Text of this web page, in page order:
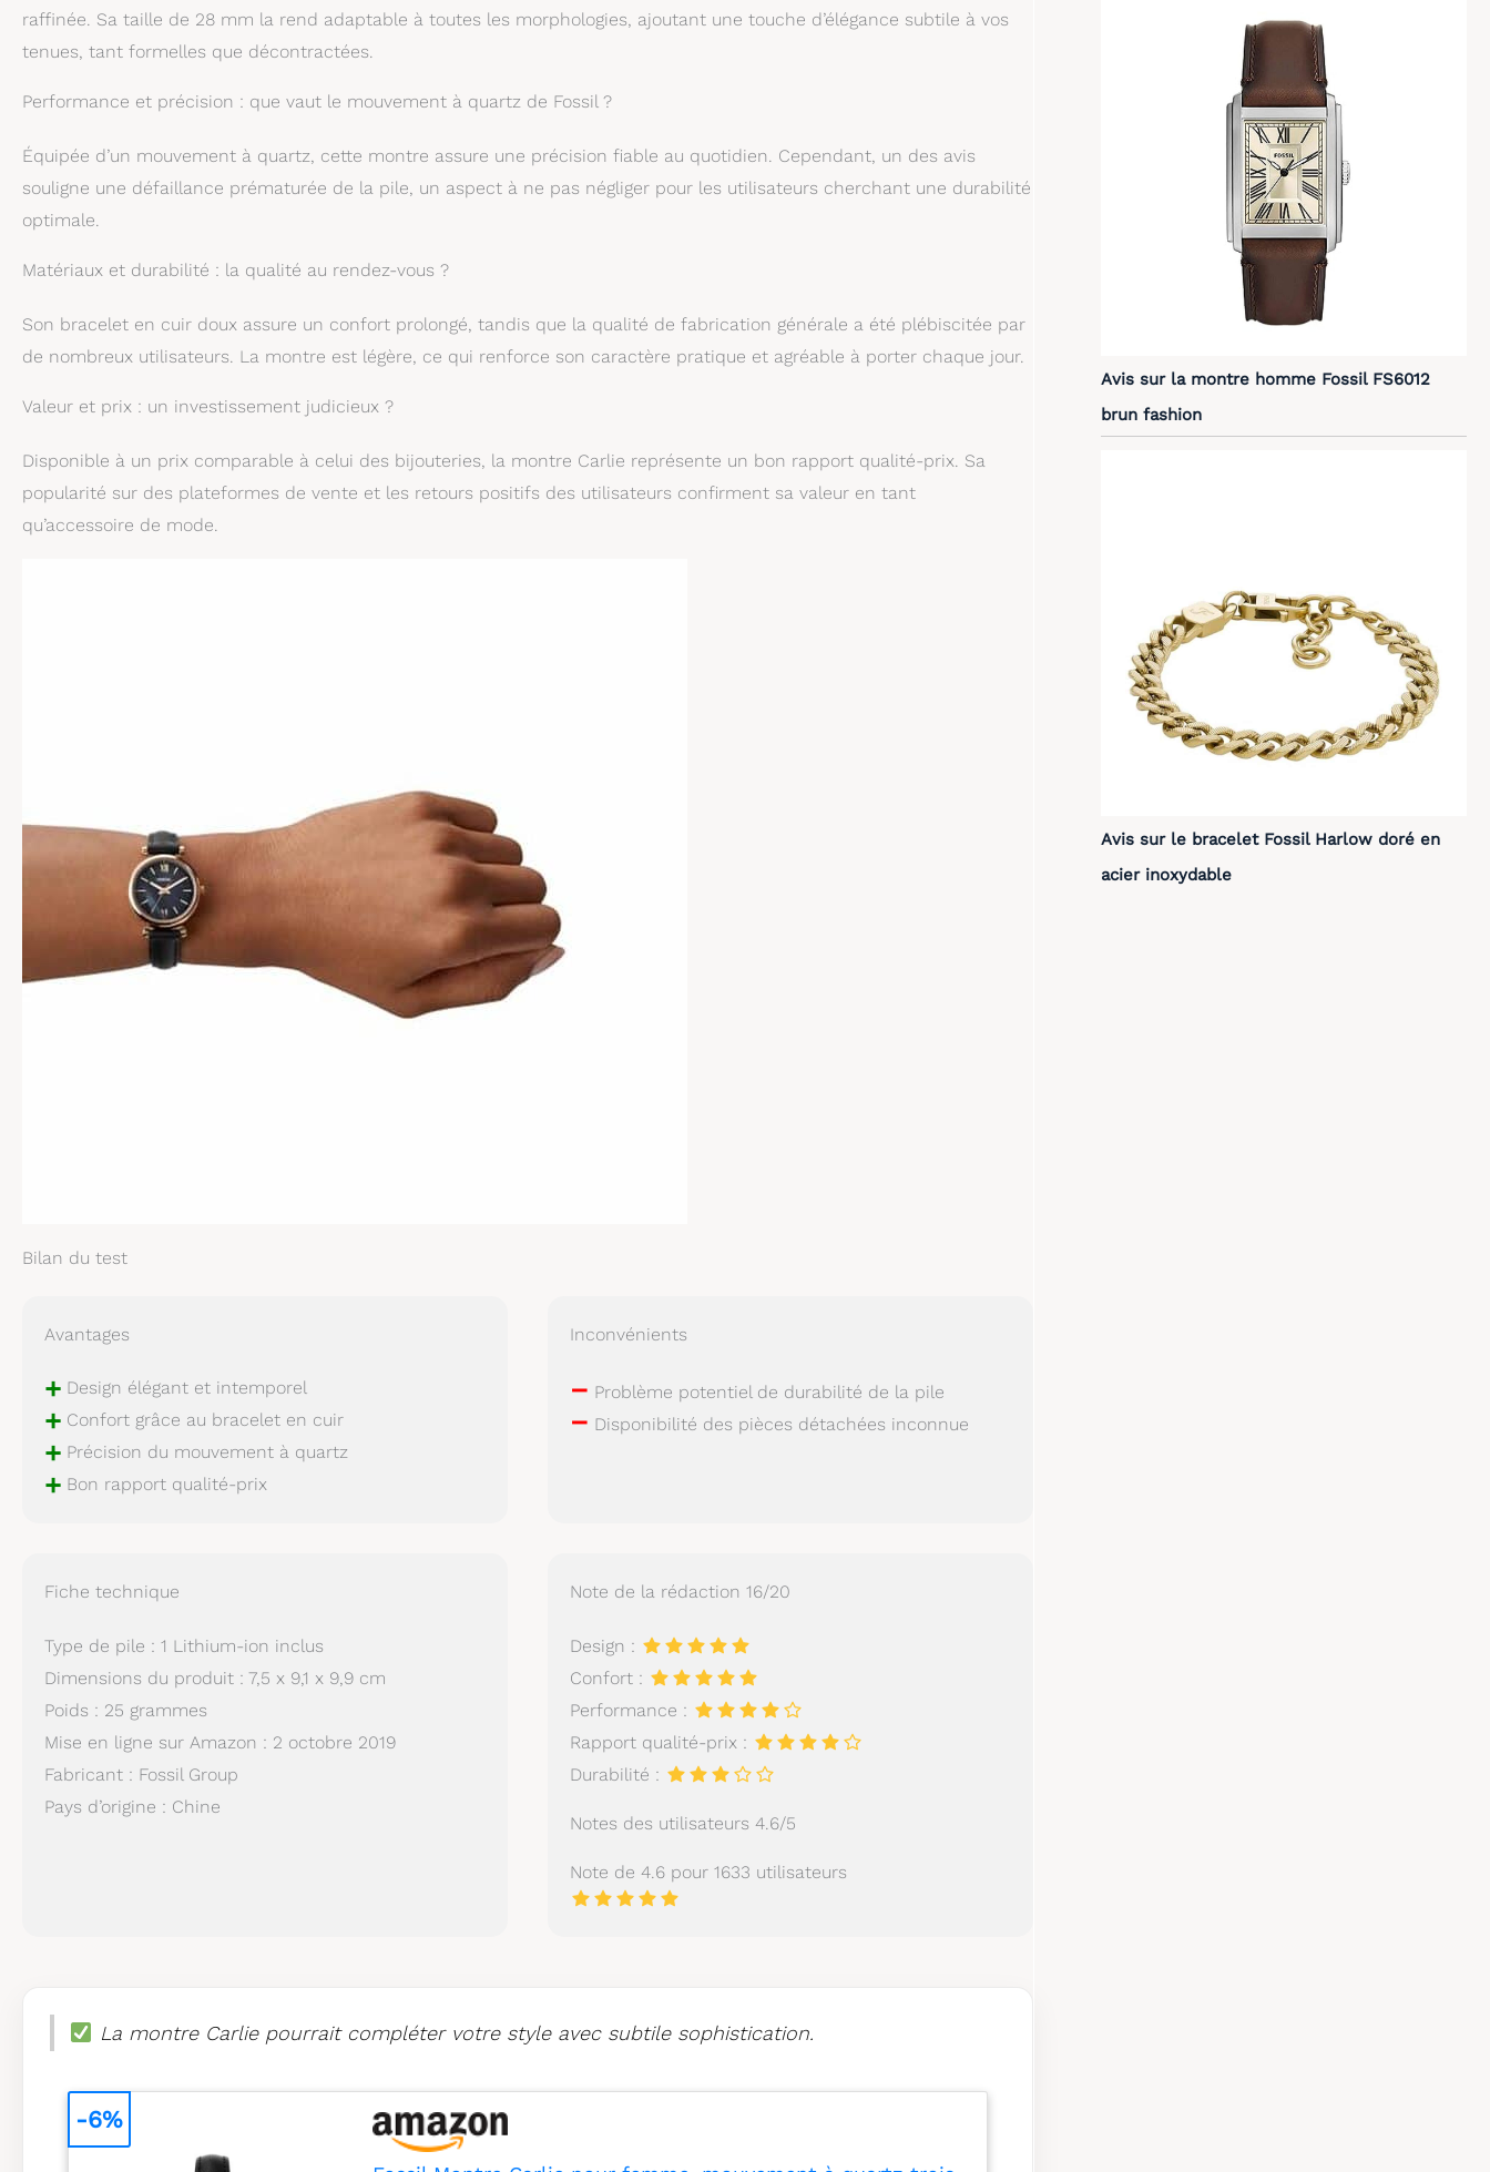
raffinée. Sa taille de 28 mm la rend adaptable à toutes les morphologies, ajoutant une touche d’élégance subtile à vos
tenues, tant formelles que décontractées.
Performance et précision : que vaut le mouvement à quartz de Fossil ?
Équipée d’un mouvement à quartz, cette montre assure une précision fiable au quotidien. Cependant, un des avis
souligne une défaillance prématurée de la pile, un aspect à ne pas négliger pour les utilisateurs cherchant une durabilité
optimale.
Matériaux et durabilité : la qualité au rendez-vous ?
Son bracelet en cuir doux assure un confort prolongé, tandis que la qualité de fabrication générale a été plébiscitée par
de nombreux utilisateurs. La montre est légère, ce qui renforce son caractère pratique et agréable à porter chaque jour.
Valeur et prix : un investissement judicieux ?
Disponible à un prix comparable à celui des bijouteries, la montre Carlie représente un bon rapport qualité-prix. Sa
popularité sur des plateformes de vente et les retours positifs des utilisateurs confirment sa valeur en tant
qu’accessoire de mode.
Bilan du test
Avantages
+ Design élégant et intemporel
+ Confort grâce au bracelet en cuir
+ Précision du mouvement à quartz
+ Bon rapport qualité-prix
Inconvénients
– Problème potentiel de durabilité de la pile
– Disponibilité des pièces détachées inconnue
Fiche technique
Type de pile : 1 Lithium-ion inclus
Dimensions du produit : 7,5 x 9,1 x 9,9 cm
Poids : 25 grammes
Mise en ligne sur Amazon : 2 octobre 2019
Fabricant : Fossil Group
Pays d’origine : Chine
Note de la rédaction 16/20
Design :
Confort :
Performance :
Rapport qualité-prix :
Durabilité :
Notes des utilisateurs 4.6/5
Note de 4.6 pour 1633 utilisateurs
La montre Carlie pourrait compléter votre style avec subtile sophistication.
-6%
Avis sur la montre homme Fossil FS6012
brun fashion
Avis sur le bracelet Fossil Harlow doré en
acier inoxydable